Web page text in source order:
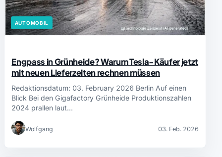
AUTOMOBIL
Engpass in Grünheide? Warum Tesla-Käufer jetzt
mit neuen Lieferzeiten rechnen müssen
Redaktionsdatum: 03. February 2026 Berlin Auf einen
Blick Bei den Gigafactory Grünheide Produktionszahlen
2024 prallen laut…
Wolfgang 03. Feb. 2026